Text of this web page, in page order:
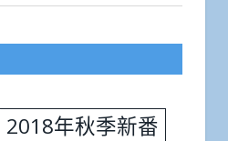
2018年秋季新番